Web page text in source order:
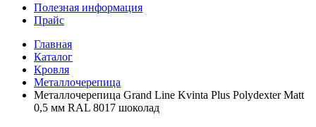
Полезная информация
Прайс
Главная
Каталог
Кровля
Металлочерепица
Металлочерепица Grand Line Kvinta Plus Polydexter Matt
0,5 мм RAL 8017 шоколад